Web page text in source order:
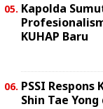
Kapolda
KUHAP Baru
PSSI
Shin Tae